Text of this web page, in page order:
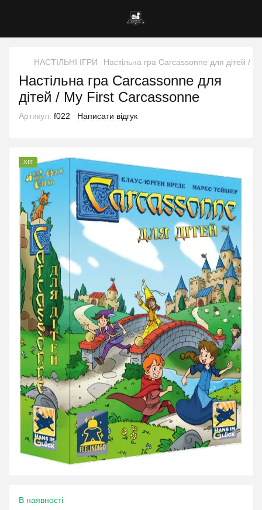
НАСТІЛЬНІ ІГРИ Настільна гра Carcassonne для дітей /
Настільна гра Carcassonne для
дітей / My First Carcassonne
Артикул: f022 Написати відгук
ХІТ
В наявності